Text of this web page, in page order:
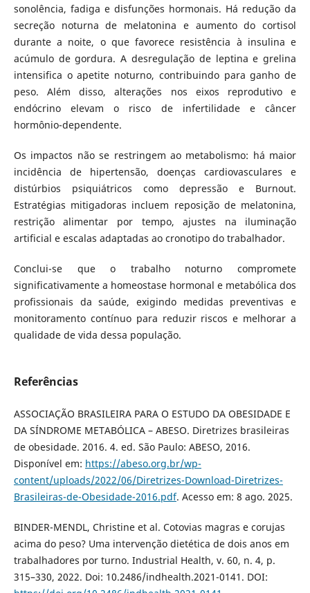
sonolência, fadiga e disfunções hormonais. Há redução da
secreção noturna de melatonina e aumento do cortisol
durante a noite, o que favorece resistência à insulina e
acúmulo de gordura. A desregulação de leptina e grelina
intensifica o apetite noturno, contribuindo para ganho de
peso. Além disso, alterações nos eixos reprodutivo e
endócrino elevam o risco de infertilidade e câncer
hormônio-dependente.
Os impactos não se restringem ao metabolismo: há maior
incidência de hipertensão, doenças cardiovasculares e
distúrbios psiquiátricos como depressão e Burnout.
Estratégias mitigadoras incluem reposição de melatonina,
restrição alimentar por tempo, ajustes na iluminação
artificial e escalas adaptadas ao cronotipo do trabalhador.
Conclui-se que o trabalho noturno compromete
significativamente a homeostase hormonal e metabólica dos
profissionais da saúde, exigindo medidas preventivas e
monitoramento contínuo para reduzir riscos e melhorar a
qualidade de vida dessa população.
Referências
ASSOCIAÇÃO BRASILEIRA PARA O ESTUDO DA OBESIDADE E
DA SÍNDROME METABÓLICA – ABESO. Diretrizes brasileiras
de obesidade. 2016. 4. ed. São Paulo: ABESO, 2016.
Disponível em: https://abeso.org.br/wp-
content/uploads/2022/06/Diretrizes-Download-Diretrizes-
Brasileiras-de-Obesidade-2016.pdf. Acesso em: 8 ago. 2025.
BINDER-MENDL, Christine et al. Cotovias magras e corujas
acima do peso? Uma intervenção dietética de dois anos em
trabalhadores por turno. Industrial Health, v. 60, n. 4, p.
315–330, 2022. Doi: 10.2486/indhealth.2021-0141. DOI: